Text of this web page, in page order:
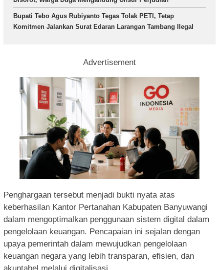
Bupati Tebo Agus Rubiyanto Tegas Tolak PETI, Tetap
Komitmen Jalankan Surat Edaran Larangan Tambang Ilegal
Advertisement
Penghargaan tersebut menjadi bukti nyata atas
keberhasilan Kantor Pertanahan Kabupaten Banyuwangi
dalam mengoptimalkan penggunaan sistem digital dalam
pengelolaan keuangan. Pencapaian ini sejalan dengan
upaya pemerintah dalam mewujudkan pengelolaan
keuangan negara yang lebih transparan, efisien, dan